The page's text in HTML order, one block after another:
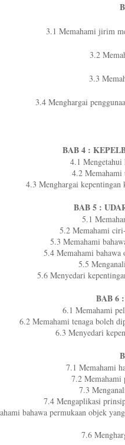
3.1 Memahami jirim
3.2
3.3
3.4 Menghargai
BAB 4 :
4.1 Mengetahui
4.2 Memahami
4.3 Menghargai kepentingan
BAB 5 :
5.1
5.2 Memahami
5.3 Memahami
5.4 Memahami
5.5
5.6 Menyedari
BAB 6
6.1 Memahami
6.2 Memahami tenaga boleh
6.3 Menyedari
7.1 Memahami
7.2 Memahami
7.3
7.4 Mengaplikasi
bahawa permukaan objek
7.6